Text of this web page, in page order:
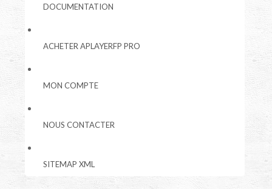
DOCUMENTATION
ACHETER APLAYERFP PRO
MON COMPTE
NOUS CONTACTER
SITEMAP XML